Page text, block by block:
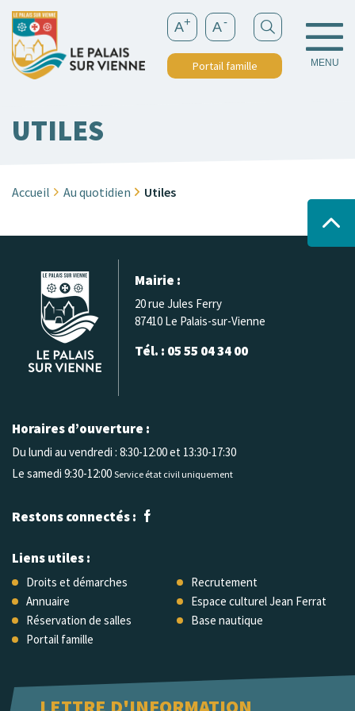
A+ A-
Portail famille MENU
UTILES
Accueil Au quotidien Utiles
Mairie :
20 rue Jules Ferry
87410 Le Palais-sur-Vienne
Tél. : 05 55 04 34 00
Horaires d’ouverture :
Du lundi au vendredi : 8:30-12:00 et 13:30-17:30
Le samedi 9:30-12:00 Service état civil uniquement
Restons connectés :
Liens utiles :
Droits et démarches
Annuaire
Réservation de salles
Portail famille
Recrutement
Espace culturel Jean Ferrat
Base nautique